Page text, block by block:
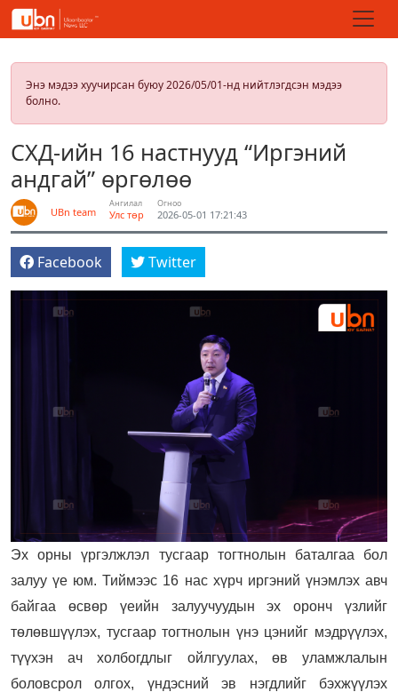
Энэ мэдээ хуучирсан буюу 2026/05/01-нд нийтлэгдсэн мэдээ
болно.
СХД-ийн 16 настнууд “Иргэний
андгай” өргөлөө
UBn team
Ангилал
Улс төр
Огноо
2026-05-01 17:21:43
Facebook Twitter
Эх орны үргэлжлэл тусгаар тогтнолын баталгаа бол
залуу үе юм. Тиймээс 16 нас хүрч иргэний үнэмлэх авч
байгаа өсвөр үеийн залуучуудын эх оронч үзлийг
төлөвшүүлэх, тусгаар тогтнолын үнэ цэнийг мэдрүүлэх,
түүхэн ач холбогдлыг ойлгуулах, өв уламжлалын
боловсрол олгох, үндэсний эв нэгдлийг бэхжүүлэх